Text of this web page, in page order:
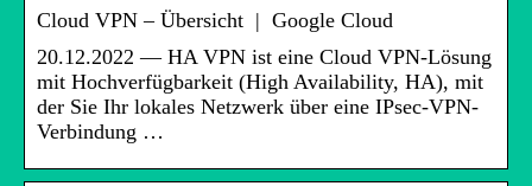
Cloud VPN – Übersicht | Google Cloud
20.12.2022 — HA VPN ist eine Cloud VPN-Lösung
mit Hochverfügbarkeit (High Availability, HA), mit
der Sie Ihr lokales Netzwerk über eine IPsec-VPN-
Verbindung …